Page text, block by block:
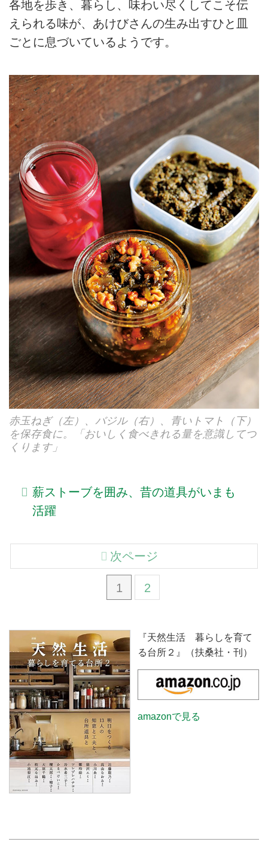
各地を歩き、暮らし、味わい尽くしてこそ伝
えられる味が、あけびさんの生み出すひと皿
ごとに息づいているようです。
赤玉ねぎ（左）、バジル（右）、青いトマト（下）
を保存食に。「おいしく食べきれる量を意識してつ
くります」
薪ストーブを囲み、昔の道具がいまも
活躍
1 2
次ページ
『天然生活 暮らしを育て
る台所２』（扶桑社・刊）
amazonで見る